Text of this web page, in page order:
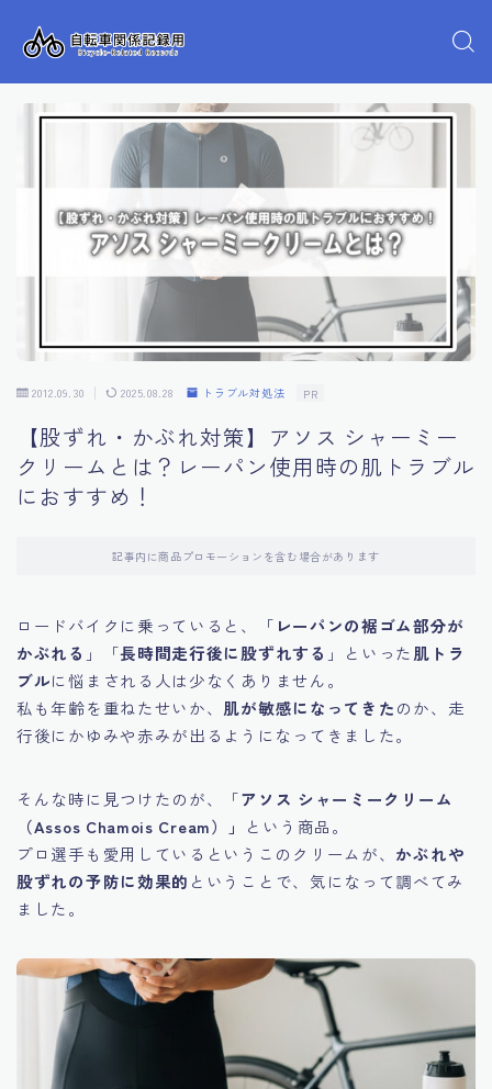
2012.09.30 2025.08.28 トラブル対処法 PR
【股ずれ・かぶれ対策】アソス シャーミー
クリームとは？レーパン使用時の肌トラブル
におすすめ！
記事内に商品プロモーションを含む場合があります
ロードバイクに乗っていると、「 レーパンの裾ゴム部分が
かぶれる 」「長時間走行後に股ずれする 」といった肌トラ
ブルに悩まされる人は少なくありません。
私も年齢を重ねたせいか、 肌が敏感になってきたのか、走
行後にかゆみや赤みが出るようになってきました。
そんな時に見つけたのが、「アソス シャーミークリーム
（Assos Chamois Cream）」
という商品。
プロ選手も愛用しているというこのクリームが、 かぶれや
股ずれの予防に効果的 ということで、気になって調べてみ
ました。